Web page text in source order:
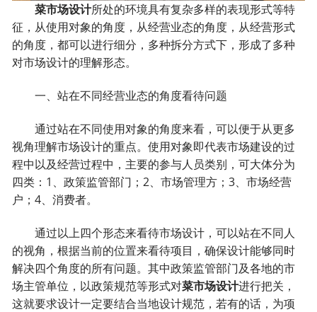
菜市场设计所处的环境具有复杂多样的表现形式等特
征，从使用对象的角度，从经营业态的角度，从经营形式
的角度，都可以进行细分，多种拆分方式下，形成了多种
对市场设计的理解形态。
一、站在不同经营业态的角度看待问题
通过站在不同使用对象的角度来看，可以便于从更多
视角理解市场设计的重点。使用对象即代表市场建设的过
程中以及经营过程中，主要的参与人员类别，可大体分为
四类：1、政策监管部门；2、市场管理方；3、市场经营
户；4、消费者。
通过以上四个形态来看待市场设计，可以站在不同人
的视角，根据当前的位置来看待项目，确保设计能够同时
解决四个角度的所有问题。其中政策监管部门及各地的市
场主管单位，以政策规范等形式对菜市场设计进行把关，
这就要求设计一定要结合当地设计规范，若有的话，为项